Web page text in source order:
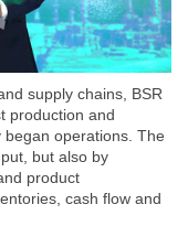
supply chains, BSR
production and
operations. The
but also by
product
cash flow and